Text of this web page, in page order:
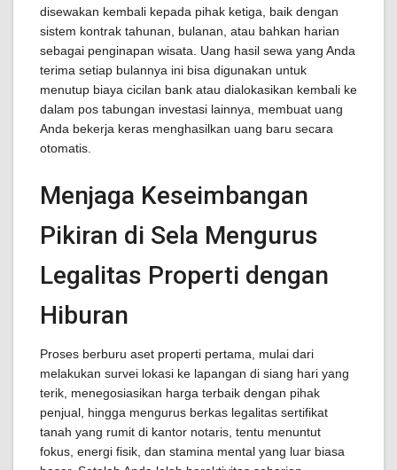
disewakan kembali kepada pihak ketiga, baik dengan
sistem kontrak tahunan, bulanan, atau bahkan harian
sebagai penginapan wisata. Uang hasil sewa yang Anda
terima setiap bulannya ini bisa digunakan untuk
menutup biaya cicilan bank atau dialokasikan kembali ke
dalam pos tabungan investasi lainnya, membuat uang
Anda bekerja keras menghasilkan uang baru secara
otomatis.
Menjaga Keseimbangan
Pikiran di Sela Mengurus
Legalitas Properti dengan
Hiburan
Proses berburu aset properti pertama, mulai dari
melakukan survei lokasi ke lapangan di siang hari yang
terik, menegosiasikan harga terbaik dengan pihak
penjual, hingga mengurus berkas legalitas sertifikat
tanah yang rumit di kantor notaris, tentu menuntut
fokus, energi fisik, dan stamina mental yang luar biasa